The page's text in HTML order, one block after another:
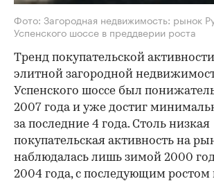
Фото: Загородная недвижимость: рынок
Успенского шоссе в преддверии роста
Тренд покупательской
элитной загородной
Успенского шоссе был
2007 года и уже достиг
за последние 4 года. Столь низкая
покупательская активность на
наблюдалась лишь зимой 2000
2004 года, с последующим ростом